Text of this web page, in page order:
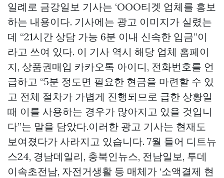
일례로 금강일보 기사는 ‘OOO티겟 업체를 홍보
하는 내용이다. 기사에는 광고 이미지가 실렸는
데 “21시간 상담 가능 6분 이내 신속한 입금”이
라고 쓰여 있다. 이 기사 역시 해당 업체 홈페이
지, 상품권매입 카카오톡 아이디, 전화번호를 언
급하고 “5분 정도면 필요한 현금을 마련할 수 있
고 전체 절차가 가볍게 진행되므로 급한 상황일
때 이를 사용하는 경우가 많아지고 있을 것입니
다”는 말을 담았다.이러한 광고 기사는 현재도
보여졌다가 사라지고 있습니다. 7월 들어 디트뉴
스24, 경남데일리, 충북인뉴스, 전남일보, 투데
이속초전남, 자전거생활 등 매체가 ‘소액결제 현